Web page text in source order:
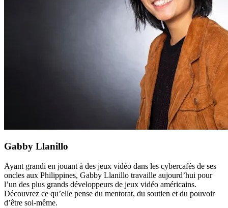
Gabby Llanillo
Ayant grandi en jouant à des jeux vidéo dans les cybercafés de ses
oncles aux Philippines, Gabby Llanillo travaille aujourd’hui pour
l’un des plus grands développeurs de jeux vidéo américains.
Découvrez ce qu’elle pense du mentorat, du soutien et du pouvoir
d’être soi-même.